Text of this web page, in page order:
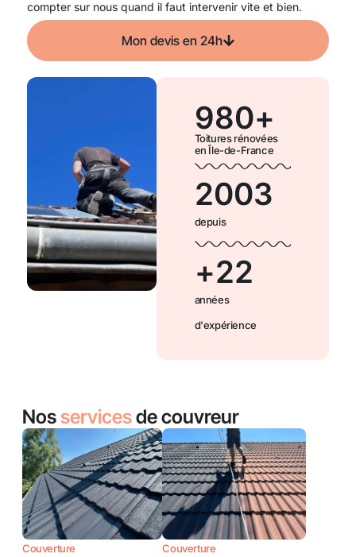
Toitures rénovées
en Île-de-France
980+
depuis
2003
années
d'expérience
+22
compter sur nous quand il faut intervenir vite et bien.
Mon devis en 24h
Nosservicesde couvreur
Couverture Couverture